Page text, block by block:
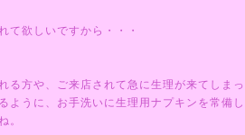
て欲しいですから・・・
る方や、ご来店されて急に生理が来てしま
ように、お手洗いに生理用ナプキンを常備
。